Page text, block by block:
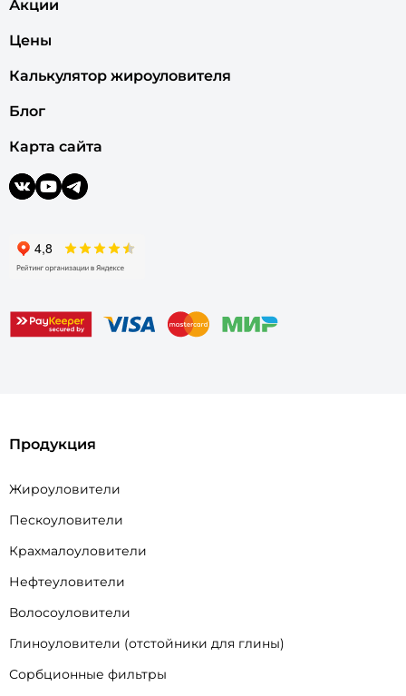
Акции
Цены
Калькулятор жироуловителя
Блог
Карта сайта
Продукция
Жироуловители
Пескоуловители
Крахмалоуловители
Нефтеуловители
Волосоуловители
Глиноуловители (отстойники для глины)
Сорбционные фильтры